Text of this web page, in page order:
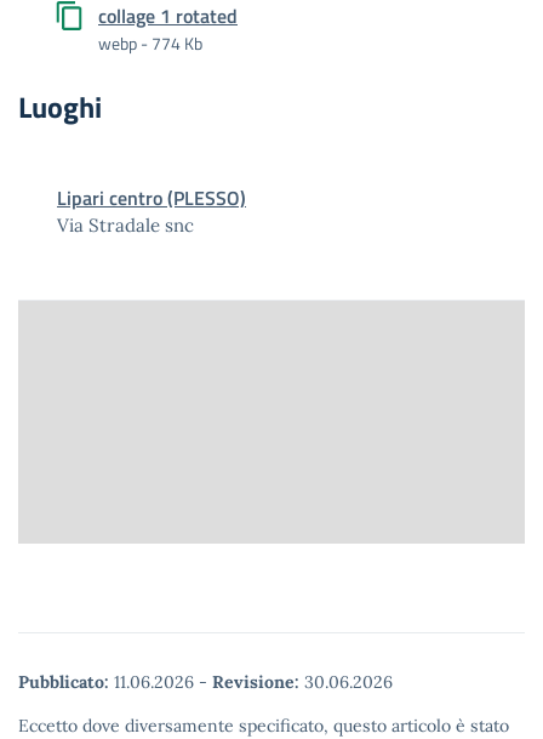
collage 1 rotated
webp - 774 Kb
Luoghi
Lipari centro (PLESSO)
Via Stradale snc
Pubblicato: 11.06.2026 - Revisione: 30.06.2026
Eccetto dove diversamente specificato, questo articolo è stato